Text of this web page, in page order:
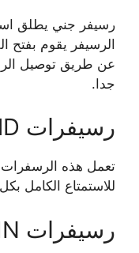
رسيفر جني يطلق
الرسيفر يقوم بفتح
عن طريق توصيل
جدا.
رسيفرات HD
تعمل هذه
للاستمتاع الكامل
رسيفرات BEIN